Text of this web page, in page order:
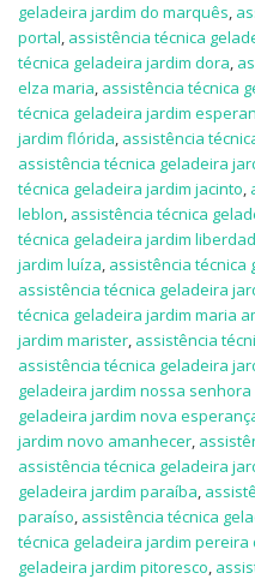
geladeira jardim do marquês,
portal, assistência técnica
técnica geladeira jardim dora,
elza maria, assistência técnica
técnica geladeira jardim
jardim flórida, assistência
assistência técnica geladeira
técnica geladeira jardim jacinto,
leblon, assistência técnica
técnica geladeira jardim
jardim luíza, assistência técnica
assistência técnica geladeira
técnica geladeira jardim maria
jardim marister, assistência
assistência técnica geladeira
geladeira jardim nossa
geladeira jardim nova
jardim novo amanhecer,
assistência técnica geladeira
geladeira jardim paraíba,
paraíso, assistência técnica
técnica geladeira jardim pereira
geladeira jardim pitoresco,